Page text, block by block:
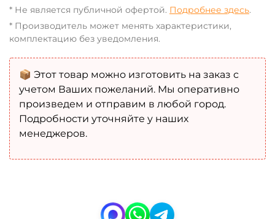
* Не является публичной офертой. Подробнее здесь.
* Производитель может менять характеристики,
комплектацию без уведомления.
📦 Этот товар можно изготовить на заказ с
учетом Ваших пожеланий. Мы оперативно
произведем и отправим в любой город.
Подробности уточняйте у наших
менеджеров.